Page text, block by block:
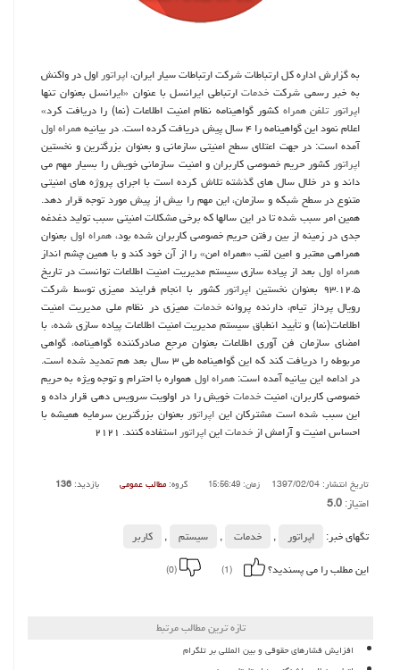
به گزارش اداره كل ارتباطات شركت ارتباطات سیار ایران،اپراتوراول در واكنش
به خبر رسمی شركت خدماتارتباطی ایرانسل با عنوان «ایرانسل بعنوان تنها
اپراتورتلفن همراه كشور گواهینامه نظام امنیت اطلاعات (نما) را دریافت كرد»
اعلام نمود این گواهینامه را ۴ سال پیش دریافت كرده است. در بیانیه
همراه اول
آمده است: در جهت اعتلای سطح امنیتی سازمانی و بعنوان بزرگترین و نخستین
اپراتوركشور حریم خصوصی كاربران و امنیت سازمانی خویش را بسیار مهم می
داند و در خلال سال های گذشته تلاش كرده است با اجرای پروژه های امنیتی
متنوع در سطح شبكه و سازمان، این مهم را بیش از پیش مورد توجه قرار دهد.
همین امر سبب شده تا در این سالها كه برخی مشكلات امنیتی سبب تولید دغدغه
جدی در زمینه از بین رفتن حریم خصوصی كاربران شده بود،همراه اولبعنوان
همراهی معتبر و امین لقب «همراه امن» را از آن خود كند و با همین چشم انداز
همراه اولبعد از پیاده سازی سیستم مدیریت امنیت اطلاعات توانست در تاریخ
۹۳.۱۲.۵ بعنوان نخستین
اپراتوركشور با انجام فرایند ممیزی توسط شركت
رویال پرداز تیام، دارنده پروانهخدمات ممیزی در نظام ملی مدیریت امنیت
اطلاعات(نما) و تأیید انطباق سیستم مدیریت امنیت اطلاعات پیاده سازی شده، با
امضای سازمان فن آوری اطلاعات بعنوان مرجع صادركننده گواهینامه، گواهی
مربوطه را دریافت كند كه این گواهینامه طی ۳ سال بعد هم تمدید شده است.
در ادامه این بیانیه آمده است:همراه اولهمواره با احترام و توجه ویژه به حریم
خصوصی كاربران، امنیتخدماتخویش را در اولویت سرویس دهی قرار داده و
این سبب شده است مشتركان این اپراتوربعنوان بزرگترین سرمایه همیشه با
احساس امنیت و آرامش ازخدماتایناپراتوراستفاده كنند. ۲۱۲۱
تاریخ انتشار: 1397/02/04 زمان: 15:56:49 گروه: مطالب عمومی بازدید: 136
امتیاز:5.0
تگهای خبر:
اپراتور , خدمات , سیستم ,
كاربر
این مطلب را می پسندید؟
(1)
(0)
تازه ترین مطالب مرتبط
افزایش فشارهای حقوقی و بین المللی بر تلگرام